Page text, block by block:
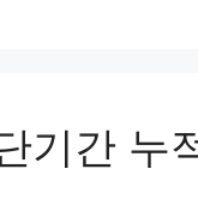
기간 누